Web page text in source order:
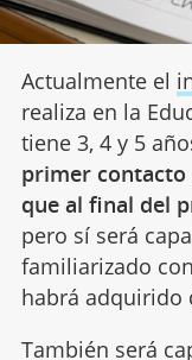
Actualmente el
realiza en la
tiene 3, 4 y 5
primer contacto
que al final del
pero sí será
familiarizado
habrá adquirido
También será